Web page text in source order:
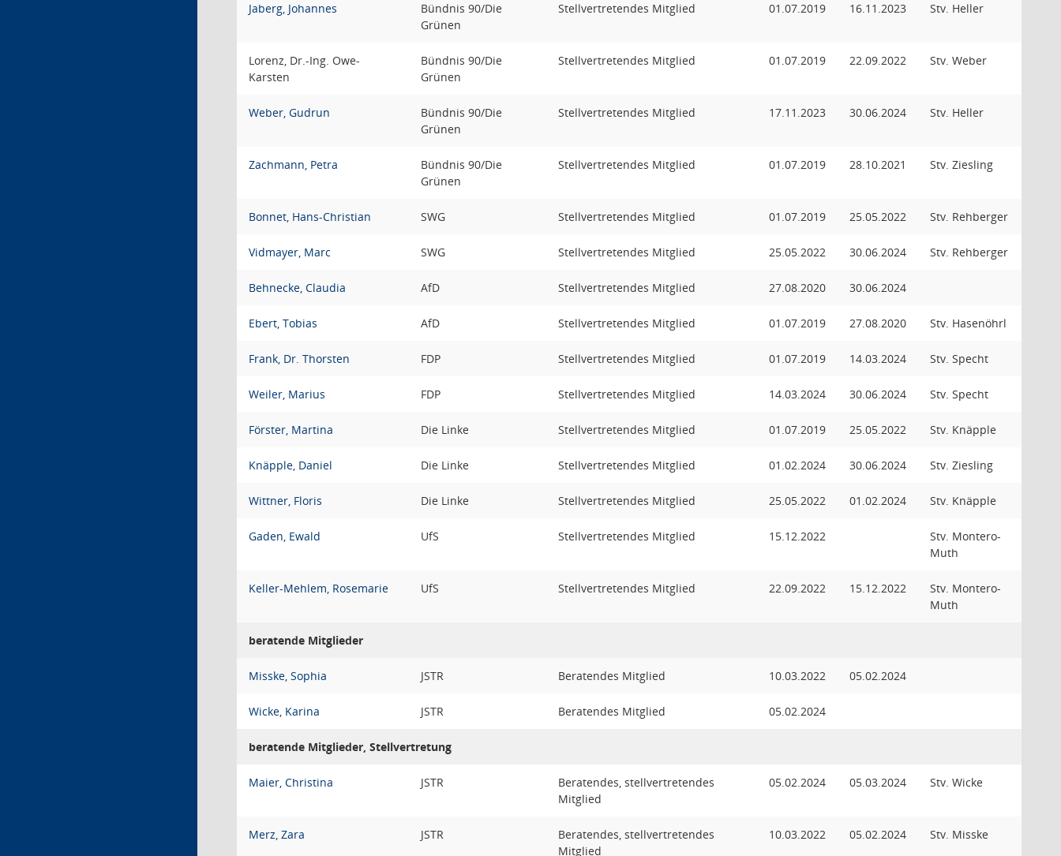
Jaberg, Johannes
Bündnis 90/Die
Grünen
Stellvertretendes Mitglied 01.07.2019 16.11.2023 Stv. Heller
Lorenz, Dr.-Ing. Owe-
Karsten
Bündnis 90/Die
Grünen
Stellvertretendes Mitglied 01.07.2019 22.09.2022 Stv. Weber
Weber, Gudrun
Bündnis 90/Die
Grünen
Stellvertretendes Mitglied 17.11.2023 30.06.2024 Stv. Heller
Zachmann, Petra
Bündnis 90/Die
Grünen
Stellvertretendes Mitglied 01.07.2019 28.10.2021 Stv. Ziesling
Bonnet, Hans-Christian SWG Stellvertretendes Mitglied 01.07.2019 25.05.2022 Stv. Rehberger
Vidmayer, Marc SWG Stellvertretendes Mitglied 25.05.2022 30.06.2024 Stv. Rehberger
Behnecke, Claudia AfD Stellvertretendes Mitglied 27.08.2020 30.06.2024
Ebert, Tobias AfD Stellvertretendes Mitglied 01.07.2019 27.08.2020 Stv. Hasenöhrl
Frank, Dr. Thorsten FDP Stellvertretendes Mitglied 01.07.2019 14.03.2024 Stv. Specht
Weiler, Marius FDP Stellvertretendes Mitglied 14.03.2024 30.06.2024 Stv. Specht
Förster, Martina Die Linke Stellvertretendes Mitglied 01.07.2019 25.05.2022 Stv. Knäpple
Knäpple, Daniel Die Linke Stellvertretendes Mitglied 01.02.2024 30.06.2024 Stv. Ziesling
Wittner, Floris Die Linke Stellvertretendes Mitglied 25.05.2022 01.02.2024 Stv. Knäpple
Gaden, Ewald UfS Stellvertretendes Mitglied 15.12.2022
Stv. Montero-
Muth
Keller-Mehlem, Rosemarie UfS Stellvertretendes Mitglied 22.09.2022 15.12.2022
Stv. Montero-
Muth
beratende Mitglieder
Misske, Sophia JSTR Beratendes Mitglied 10.03.2022 05.02.2024
Wicke, Karina JSTR Beratendes Mitglied 05.02.2024
beratende Mitglieder, Stellvertretung
Maier, Christina JSTR
Beratendes, stellvertretendes
Mitglied
05.02.2024 05.03.2024 Stv. Wicke
Merz, Zara JSTR
Beratendes, stellvertretendes
Mitglied
10.03.2022 05.02.2024 Stv. Misske